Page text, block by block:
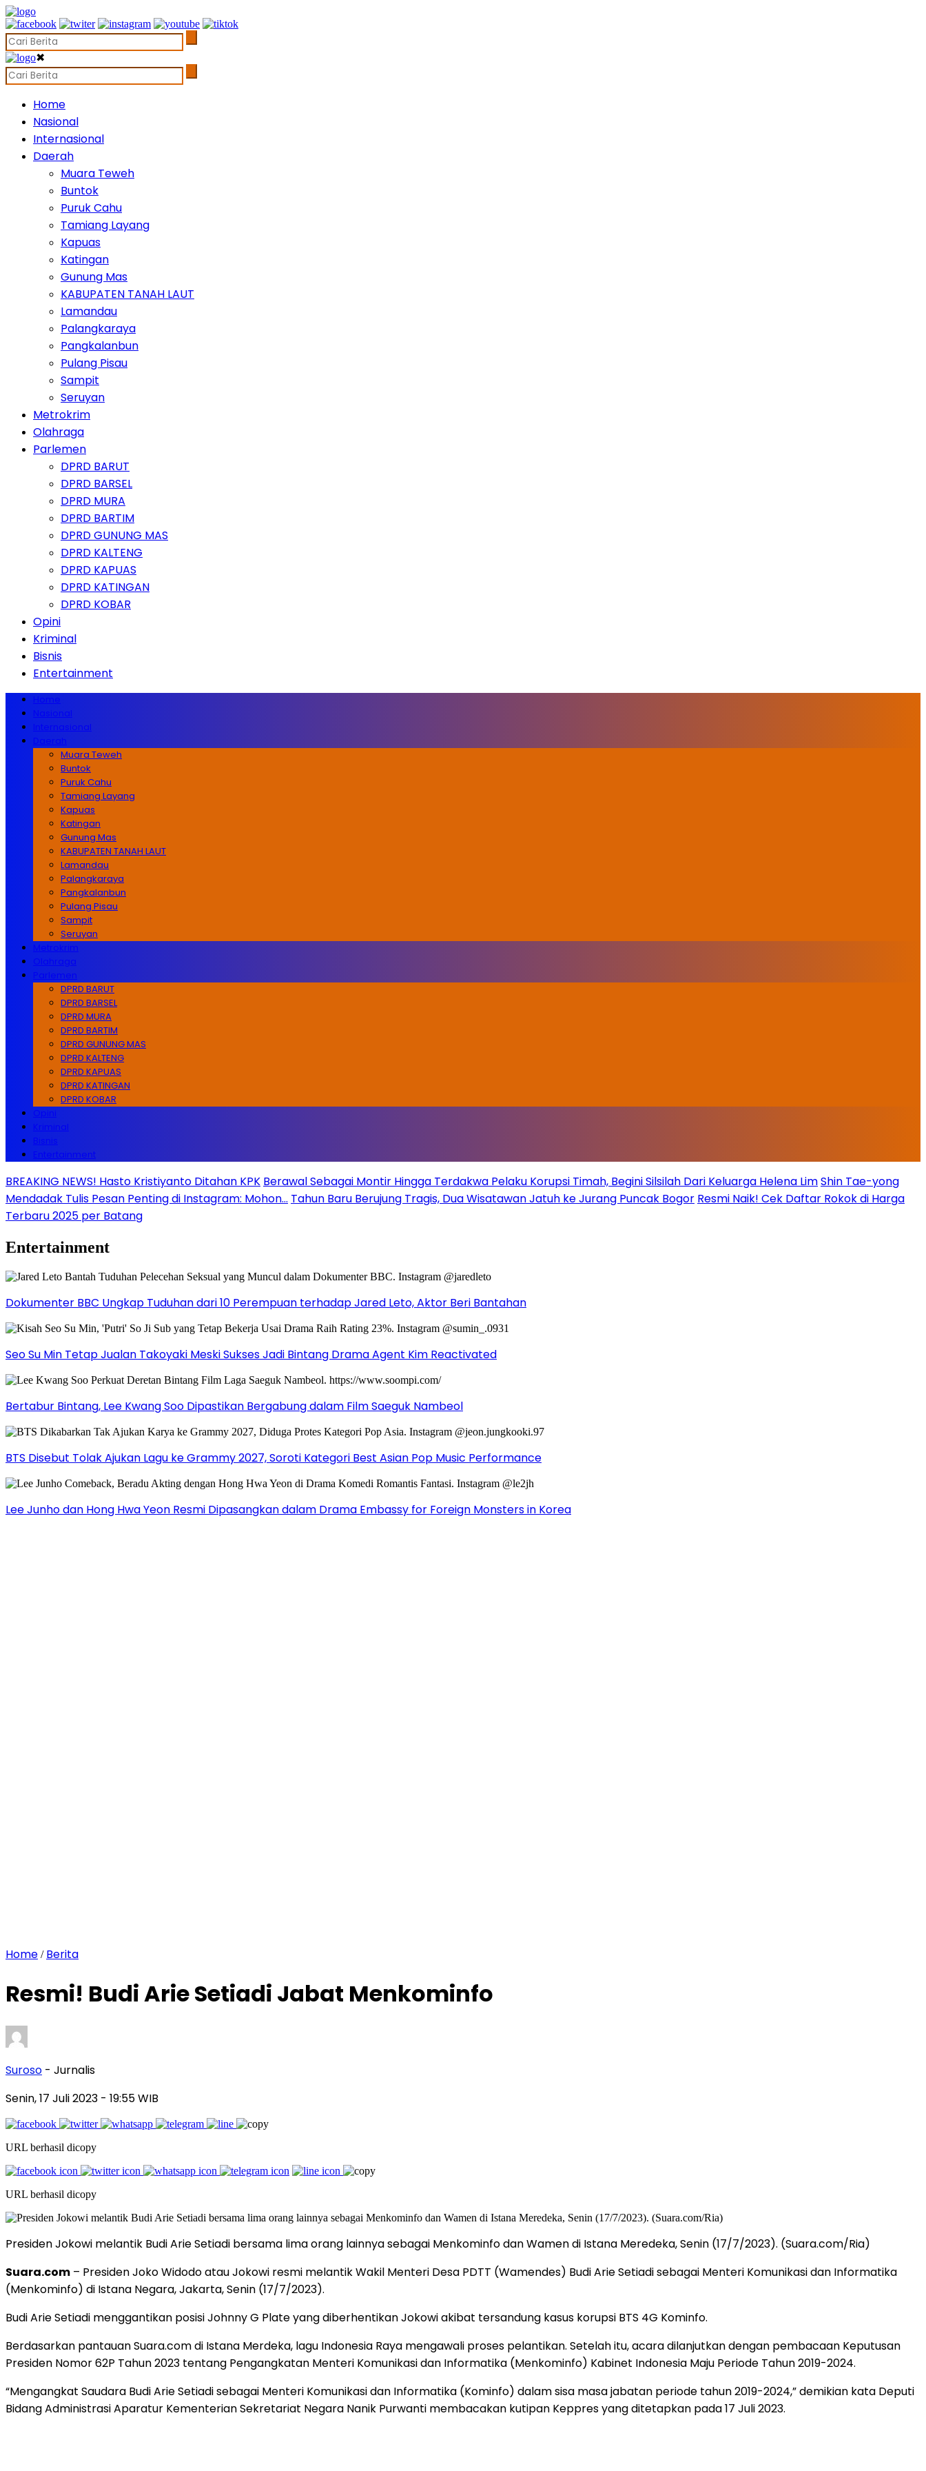
✖
Home
Nasional
Internasional
Daerah
Muara Teweh
Buntok
Puruk Cahu
Tamiang Layang
Kapuas
Katingan
Gunung Mas
KABUPATEN TANAH LAUT
Lamandau
Palangkaraya
Pangkalanbun
Pulang Pisau
Sampit
Seruyan
Metrokrim
Olahraga
Parlemen
DPRD BARUT
DPRD BARSEL
DPRD MURA
DPRD BARTIM
DPRD GUNUNG MAS
DPRD KALTENG
DPRD KAPUAS
DPRD KATINGAN
DPRD KOBAR
Opini
Kriminal
Bisnis
Entertainment
Home
Nasional
Internasional
Daerah
Muara Teweh
Buntok
Puruk Cahu
Tamiang Layang
Kapuas
Katingan
Gunung Mas
KABUPATEN TANAH LAUT
Lamandau
Palangkaraya
Pangkalanbun
Pulang Pisau
Sampit
Seruyan
Metrokrim
Olahraga
Parlemen
DPRD BARUT
DPRD BARSEL
DPRD MURA
DPRD BARTIM
DPRD GUNUNG MAS
DPRD KALTENG
DPRD KAPUAS
DPRD KATINGAN
DPRD KOBAR
Opini
Kriminal
Bisnis
Entertainment
BREAKING NEWS! Hasto Kristiyanto Ditahan KPK Berawal Sebagai Montir Hingga Terdakwa Pelaku Korupsi Timah, Begini Silsilah Dari Keluarga Helena LimShin Tae-yong
Mendadak Tulis Pesan Penting di Instagram: Mohon… Tahun Baru Berujung Tragis, Dua Wisatawan Jatuh ke Jurang Puncak Bogor Resmi Naik! Cek Daftar Rokok di Harga
Terbaru 2025 per Batang
Entertainment
Dokumenter BBC Ungkap Tuduhan dari 10 Perempuan terhadap Jared Leto, Aktor Beri Bantahan
Seo Su Min Tetap Jualan Takoyaki Meski Sukses Jadi Bintang Drama Agent Kim Reactivated
Bertabur Bintang, Lee Kwang Soo Dipastikan Bergabung dalam Film Saeguk Nambeol
BTS Disebut Tolak Ajukan Lagu ke Grammy 2027, Soroti Kategori Best Asian Pop Music Performance
Lee Junho dan Hong Hwa Yeon Resmi Dipasangkan dalam Drama Embassy for Foreign Monsters in Korea
Home / Berita
Resmi! Budi Arie Setiadi Jabat Menkominfo
Suroso - Jurnalis
Senin, 17 Juli 2023 - 19:55 WIB
URL berhasil dicopy
URL berhasil dicopy
Presiden Jokowi melantik Budi Arie Setiadi bersama lima orang lainnya sebagai Menkominfo dan Wamen di Istana Meredeka, Senin (17/7/2023). (Suara.com/Ria)
Suara.com – Presiden Joko Widodo atau Jokowi resmi melantik Wakil Menteri Desa PDTT (Wamendes) Budi Arie Setiadi sebagai Menteri Komunikasi dan Informatika
(Menkominfo) di Istana Negara, Jakarta, Senin (17/7/2023).
Budi Arie Setiadi menggantikan posisi Johnny G Plate yang diberhentikan Jokowi akibat tersandung kasus korupsi BTS 4G Kominfo.
Berdasarkan pantauan Suara.com di Istana Merdeka, lagu Indonesia Raya mengawali proses pelantikan. Setelah itu, acara dilanjutkan dengan pembacaan Keputusan
Presiden Nomor 62P Tahun 2023 tentang Pengangkatan Menteri Komunikasi dan Informatika (Menkominfo) Kabinet Indonesia Maju Periode Tahun 2019-2024.
“Mengangkat Saudara Budi Arie Setiadi sebagai Menteri Komunikasi dan Informatika (Kominfo) dalam sisa masa jabatan periode tahun 2019-2024,” demikian kata Deputi
Bidang Administrasi Aparatur Kementerian Sekretariat Negara Nanik Purwanti membacakan kutipan Keppres yang ditetapkan pada 17 Juli 2023.